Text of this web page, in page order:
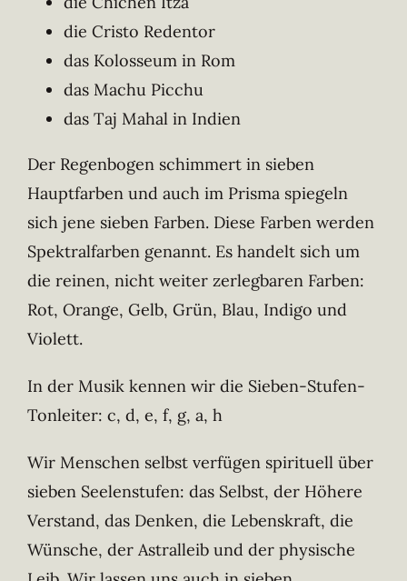
die Cristo Redentor
das Kolosseum in Rom
das Machu Picchu
das Taj Mahal in Indien
Der Regenbogen schimmert in sieben
Hauptfarben und auch im Prisma spiegeln
sich jene sieben Farben. Diese Farben werden
Spektralfarben genannt. Es handelt sich um
die reinen, nicht weiter zerlegbaren Farben:
Rot, Orange, Gelb, Grün, Blau, Indigo und
Violett.
In der Musik kennen wir die Sieben-Stufen-
Tonleiter: c, d, e, f, g, a, h
Wir Menschen selbst verfügen spirituell über
sieben Seelenstufen: das Selbst, der Höhere
Verstand, das Denken, die Lebenskraft, die
Wünsche, der Astralleib und der physische